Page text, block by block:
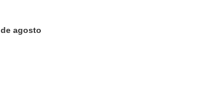
agosto